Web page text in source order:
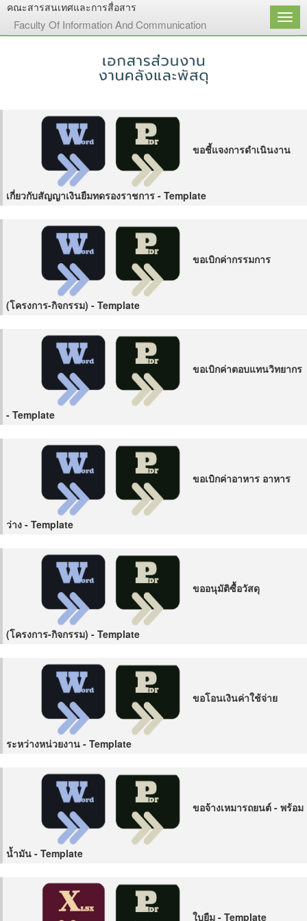
คณะสารสนเทศและการสื่อสาร
Faculty Of Information And Communication เมนู
ขอชี้แจงการดำเนินงาน
เกี่ยวกับสัญญาเงินยืมทดรองราชการ - Template
ขอเบิกค่ากรรมการ
(โครงการ-กิจกรรม) - Template
ขอเบิกค่าตอบแทนวิทยากร
- Template
ขอเบิกค่าอาหาร อาหาร
ว่าง - Template
ขออนุมัติซื้อวัสดุ
(โครงการ-กิจกรรม) - Template
ขอโอนเงินค่าใช้จ่าย
ระหว่างหน่วยงาน - Template
ขอจ้างเหมารถยนต์ - พร้อม
น้ำมัน - Template
ใบยืม - Template